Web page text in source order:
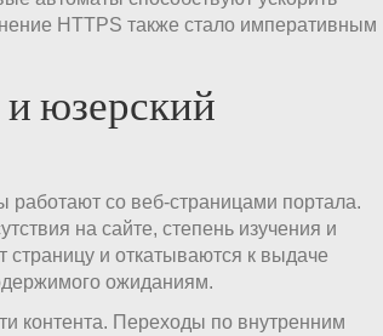
HTTPS также стало императивным
юзерский
работают со веб-страницами портала.
на сайте, степень изучения и
страницу и откатываются к выдаче
ожиданиям.
контента. Переходы по внутренним